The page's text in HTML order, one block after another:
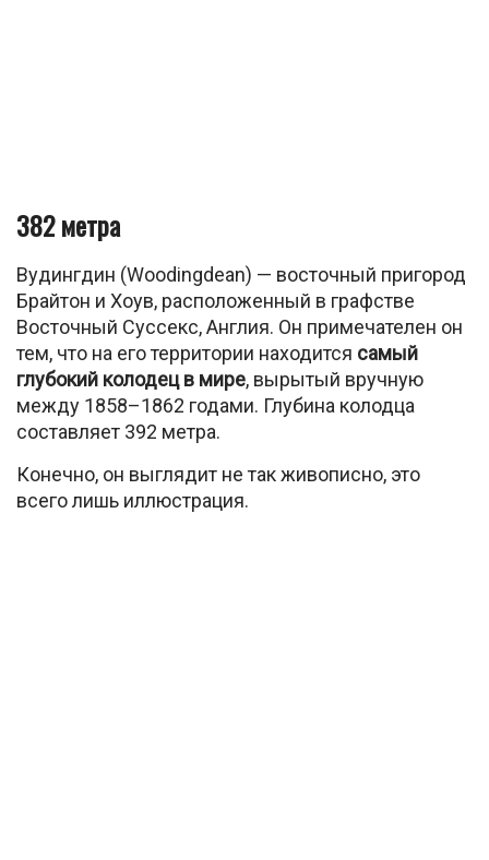
382 метра
Вудингдин (Woodingdean) — восточный пригород
Брайтон и Хоув, расположенный в графстве
Восточный Суссекс, Англия. Он примечателен он
тем, что на его территории находится самый
глубокий колодец в мире, вырытый вручную
между 1858–1862 годами. Глубина колодца
составляет 392 метра.
Конечно, он выглядит не так живописно, это
всего лишь иллюстрация.